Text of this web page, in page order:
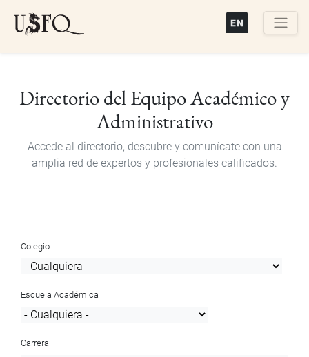
Directorio del Equipo Académico y
Administrativo
Accede al directorio, descubre y comunícate con una
amplia red de expertos y profesionales calificados.
Colegio
Escuela Académica
Carrera